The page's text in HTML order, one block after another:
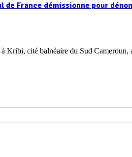
de France démissionne pour
Kribi, cité balnéaire du Sud